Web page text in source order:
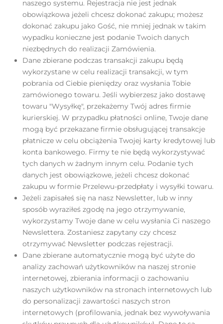
naszego systemu. Rejestracja nie jest jednak
obowiązkowa jeżeli chcesz dokonać zakupu; możesz
dokonać zakupu jako Gość, nie mniej jednak w takim
wypadku konieczne jest podanie Twoich danych
niezbędnych do realizacji Zamówienia.
Dane zbierane podczas transakcji zakupu będą
wykorzystane w celu realizacji transakcji, w tym
pobrania od Ciebie pieniędzy oraz wysłania Tobie
zamówionego towaru. Jeśli wybierzesz jako dostawę
towaru "Wysyłkę", przekażemy Twój adres firmie
kurierskiej. W przypadku płatności online, Twoje dane
mogą być przekazane firmie obsługującej transakcje
płatnicze w celu obciążenia Twojej karty kredytowej lub
konta bankowego. Firmy te nie będą wykorzystywać
tych danych w żadnym innym celu. Podanie tych
danych jest obowiązkowe, jeżeli chcesz dokonać
zakupu w formie Przelewu-przedpłaty i wysyłki towaru.
Jeżeli zapisałeś się na nasz Newsletter, lub w inny
sposób wyraziłeś zgodę na jego otrzymywanie,
wykorzystamy Twoje dane w celu wysłania Ci naszego
Newslettera. Zostaniesz zapytany czy chcesz
otrzymywać Newsletter podczas rejestracji.
Dane zbierane automatycznie mogą być użyte do
analizy zachowań użytkowników na naszej stronie
internetowej, zbierania informacji o zachowaniu
naszych użytkowników na stronach internetowych lub
do personalizacji zawartości naszych stron
internetowych (profilowania, jednak bez wywoływania